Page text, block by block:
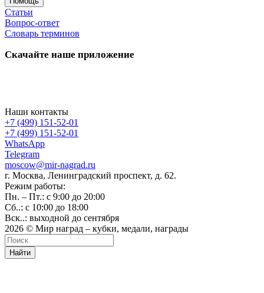
Статьи
Вопрос-ответ
Словарь терминов
Скачайте наше приложение
Наши контакты
+7 (499) 151-52-01
+7 (499) 151-52-01
WhatsApp
Telegram
moscow@mir-nagrad.ru
г. Москва, Ленинградский проспект, д. 62.
Режим работы:
Пн. – Пт.: с 9:00 до 20:00
Сб..: с 10:00 до 18:00
Вск..: выходной до сентября
2026 © Мир наград – кубки, медали, награды
Найти